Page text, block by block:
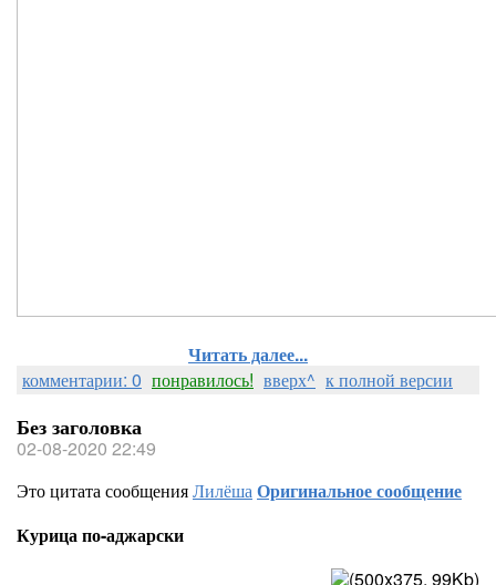
Читать далее...
комментарии: 0 понравилось! вверх^ к полной версии
Без заголовка
02-08-2020 22:49
Это цитата сообщенияЛилёшаОригинальное сообщение
Курица по-аджарски